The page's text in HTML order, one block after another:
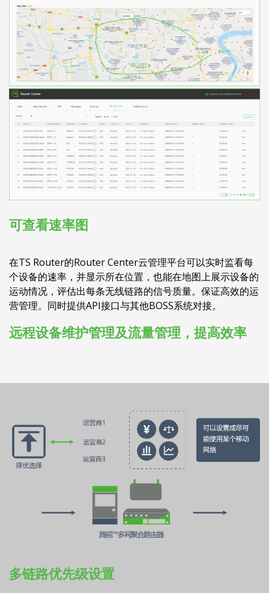
可查看速率图
在TS Router的Router Center云管理平台可以实时监看每
个设备的速率，并显示所在位置，也能在地图上展示设备的
运动情况，评估出每条无线链路的信号质量。保证高效的运
营管理。同时提供API接口与其他BOSS系统对接。
远程设备维护管理及流量管理，提高效率
多链路优先级设置